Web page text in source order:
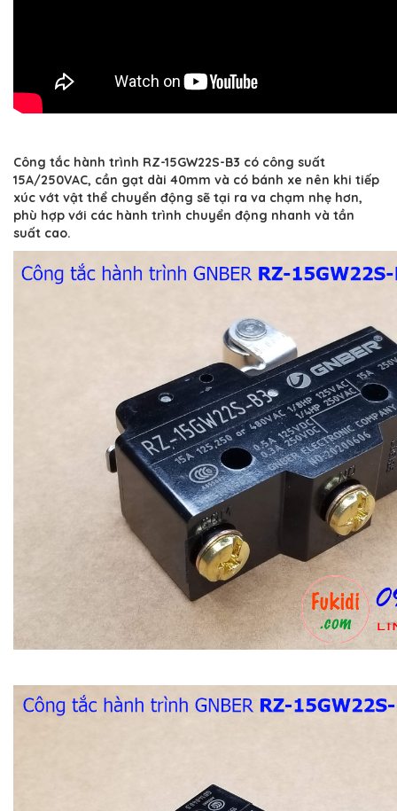
Công tắc hành trình RZ-15GW22S-B3 có công suất
15A/250VAC, cần gạt dài 40mm và có bánh xe nên khi tiếp
xúc vớt vật thể chuyển động sẽ tại ra va chạm nhẹ hơn,
phù hợp với các hành trình chuyển động nhanh và tần
suất cao.